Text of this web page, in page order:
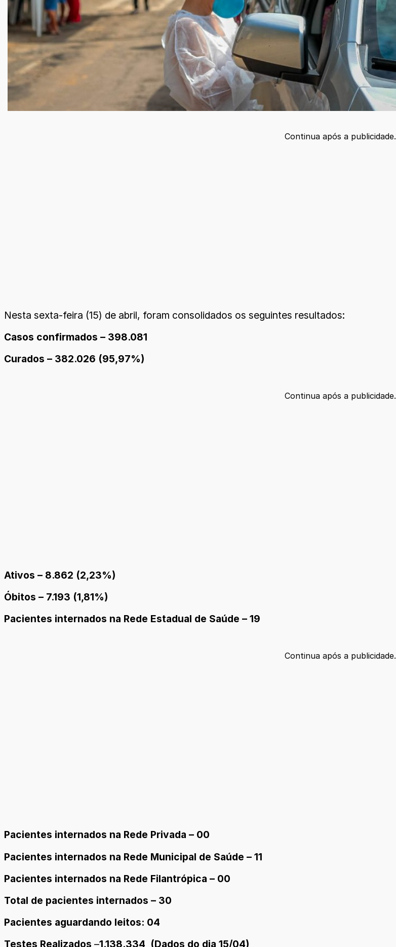
Continua após a publicidade.
Nesta sexta-feira (15) de abril, foram consolidados os seguintes resultados:
Casos confirmados – 398.081
Curados – 382.026 (95,97%)
Continua após a publicidade.
Ativos – 8.862 (2,23%)
Óbitos – 7.193 (1,81%)
Pacientes internados na Rede Estadual de Saúde – 19
Continua após a publicidade.
Pacientes internados na Rede Privada – 00
Pacientes internados na Rede Municipal de Saúde – 11
Pacientes internados na Rede Filantrópica – 00
Total de pacientes internados – 30
Pacientes aguardando leitos: 04
Testes Realizados –1.138.334 (Dados do dia 15/04)